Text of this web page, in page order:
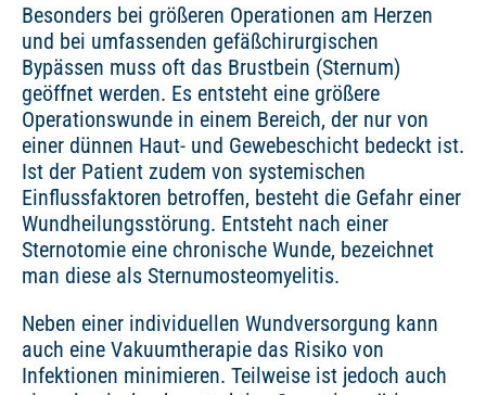
Besonders bei größeren Operationen am Herzen
und bei umfassenden gefäßchirurgischen
Bypässen muss oft das Brustbein (Sternum)
geöffnet werden. Es entsteht eine größere
Operationswunde in einem Bereich, der nur von
einer dünnen Haut- und Gewebeschicht bedeckt ist.
Ist der Patient zudem von systemischen
Einflussfaktoren betroffen, besteht die Gefahr einer
Wundheilungsstörung. Entsteht nach einer
Sternotomie eine chronische Wunde, bezeichnet
man diese als Sternumosteomyelitis.
Neben einer individuellen Wundversorgung kann
auch eine Vakuumtherapie das Risiko von
Infektionen minimieren. Teilweise ist jedoch auch